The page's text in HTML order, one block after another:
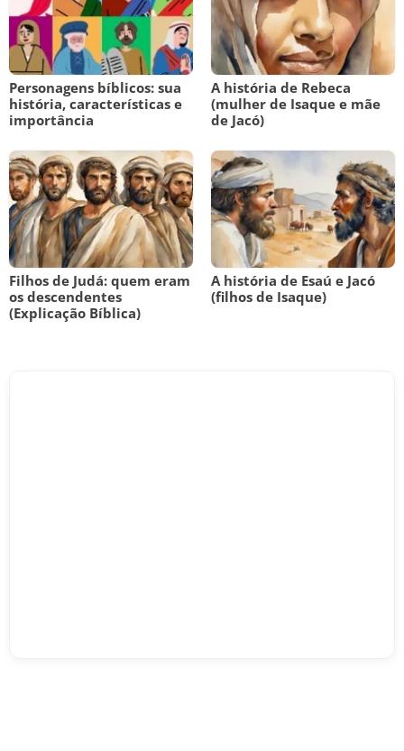
Personagens bíblicos: sua
história, características e
importância
A história de Rebeca
(mulher de Isaque e mãe
de Jacó)
Filhos de Judá: quem eram
os descendentes
(Explicação Bíblica)
A história de Esaú e Jacó
(filhos de Isaque)